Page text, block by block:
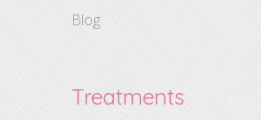
Blog
Treatments